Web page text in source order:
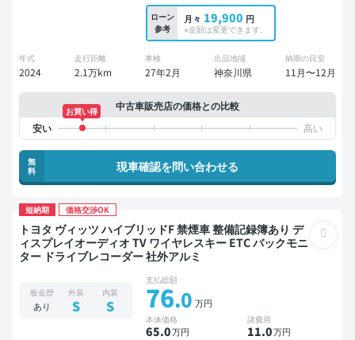
ローン
参考
月々 19,900 円
※金額は変更できます。
年式
2024
走行距離
2.1万km
車検
27年2月
出品地域
神奈川県
納期の目安
11月〜12月
中古車販売店の価格との比較
お買い得
無
料
現車確認を問い合わせる
短納期 価格交渉OK
トヨタ ヴィッツ ハイブリッドF 禁煙車 整備記録簿あり デ
ィスプレイオーディオ TV ワイヤレスキー ETC バックモニ
ター ドライブレコーダー 社外アルミ
板金歴
あり
外装
S
内装
S
支払総額
76.0 万円
本体価格
65.0万円
諸費用
11.0万円